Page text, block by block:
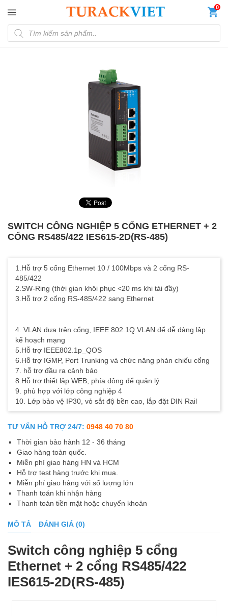
0
Tìm kiếm sản phẩm
SWITCH CÔNG NGHIỆP 5 CỔNG ETHERNET + 2
CỔNG RS485/422 IES615-2D(RS-485)
1.Hỗ trợ 5 cổng Ethernet 10 / 100Mbps và 2 cổng RS-
485/422
2.SW-Ring (thời gian khôi phục <20 ms khi tải đầy)
3.Hỗ trợ 2 cổng RS-485/422 sang Ethernet
4. VLAN dựa trên cổng, IEEE 802.1Q VLAN để dễ dàng lập
kế hoạch mạng
5.Hỗ trợ IEEE802.1p_QOS
6.Hỗ trợ IGMP, Port Trunking và chức năng phản chiếu cổng
7. hỗ trợ đầu ra cảnh báo
8.Hỗ trợ thiết lập WEB, phía đông để quản lý
9. phù hợp với lớp công nghiệp 4
10. Lớp bảo vệ IP30, vỏ sắt độ bền cao, lắp đặt DIN Rail
TƯ VẤN HỖ TRỢ 24/7: 0948 40 70 80
Thời gian bảo hành 12 - 36 tháng
Giao hàng toàn quốc.
Miễn phí giao hàng HN và HCM
Hỗ trợ test hàng trước khi mua.
Miễn phí giao hàng với số lượng lớn
Thanh toán khi nhận hàng
Thanh toán tiền mặt hoặc chuyển khoản
MÔ TẢ ĐÁNH GIÁ (0)
Switch công nghiệp 5 cổng
Ethernet + 2 cổng RS485/422
IES615-2D(RS-485)